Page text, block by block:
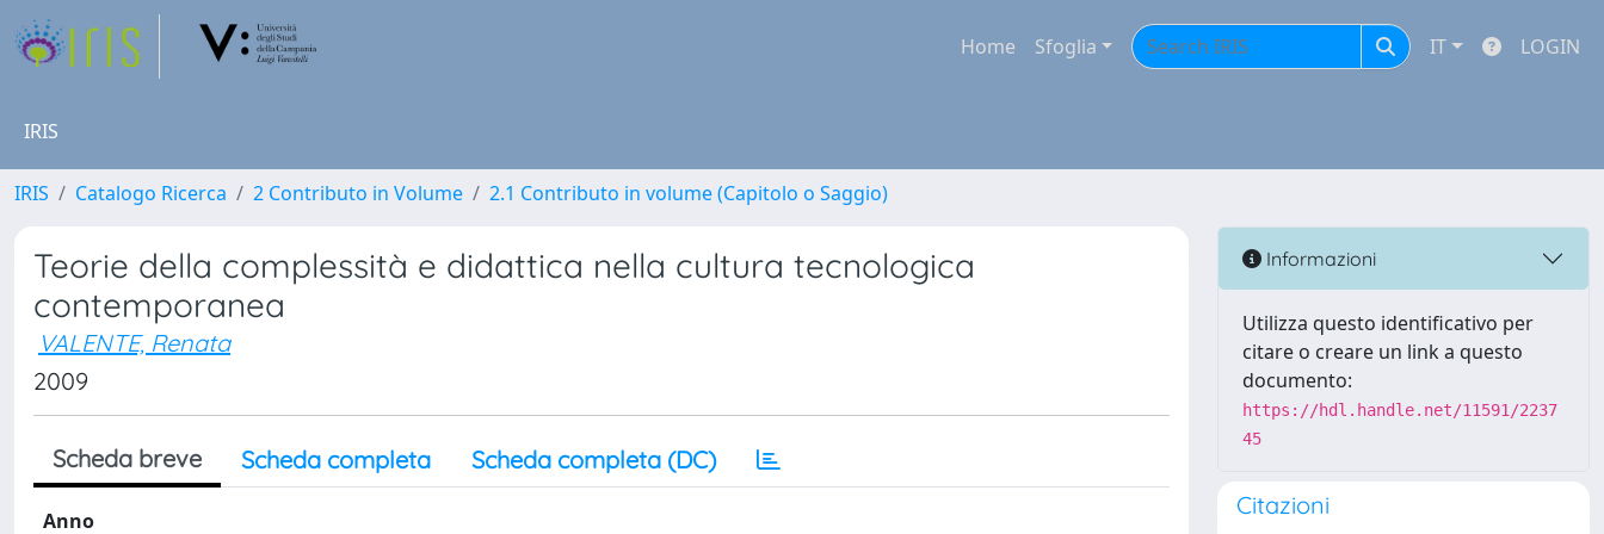
Home Sfoglia IT LOGIN
IRIS
IRIS Catalogo Ricerca 2 Contributo in Volume 2.1 Contributo in volume (Capitolo o Saggio)
Teorie della complessità e didattica nella cultura tecnologica
contemporanea
VALENTE, Renata
2009
Scheda breve Scheda completa Scheda completa (DC)
Anno
Informazioni
Utilizza questo identificativo per
citare o creare un link a questo
documento:
https://hdl.handle.net/11591/2237
45
Citazioni